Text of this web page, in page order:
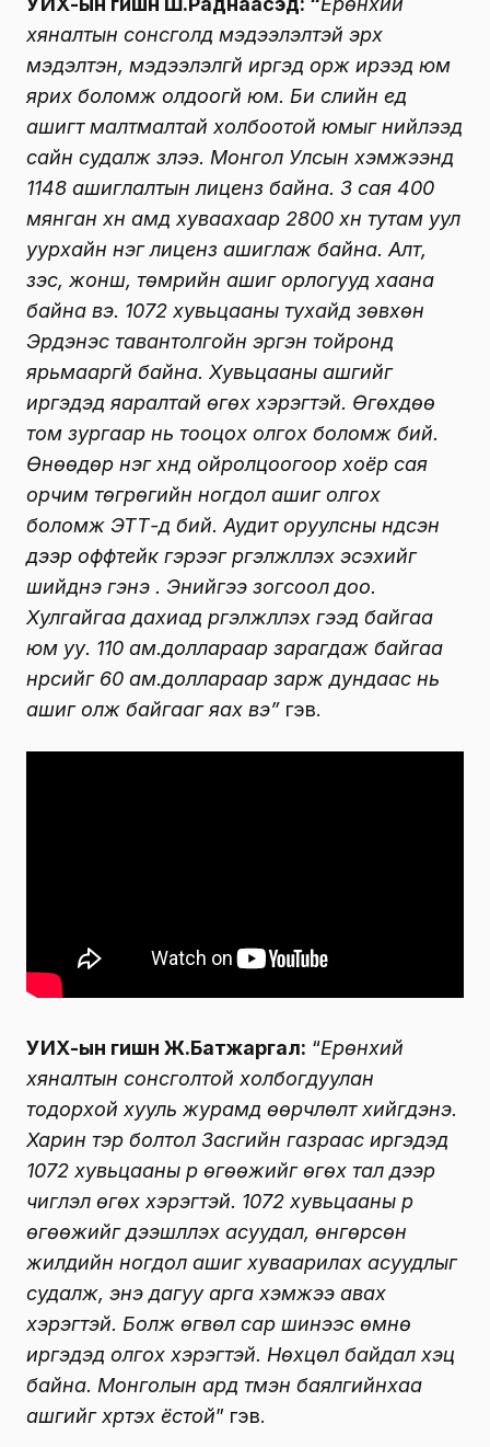
хяналтын сонсголд мэдээлэлтэй эрх
мэдэлтэн, мэдээлэлгүй иргэд орж ирээд юм
ярих боломж олдоогүй юм. Би сүүлийн үед
ашигт малтмалтай холбоотой юмыг нийлээд
сайн судалж үзлээ. Монгол Улсын хэмжээнд
1148 ашиглалтын лиценз байна. 3 сая 400
мянган хүн амд хуваахаар 2800 хүн тутам уул
уурхайн нэг лиценз ашиглаж байна. Алт,
зэс, жонш, төмрийн ашиг орлогууд хаана
байна вэ. 1072 хувьцааны тухайд зөвхөн
Эрдэнэс тавантолгойн эргэн тойронд
ярьмааргүй байна. Хувьцааны ашгийг
иргэдэд яаралтай өгөх хэрэгтэй. Өгөхдөө
том зургаар нь тооцох олгох боломж бий.
Өнөөдөр нэг хүнд ойролцоогоор хоёр сая
орчим төгрөгийн ногдол ашиг олгох
боломж ЭТТ-д бий. Аудит оруулсны үндсэн
дээр оффтейк гэрээг үргэлжлүүлэх эсэхийг
шийднэ гэнэ үү. Энийгээ зогсоол доо.
Хулгайгаа дахиад үргэлжлүүлэх гээд байгаа
юм уу. 110 ам.доллараар зарагдаж байгаа
нүүрсийг 60 ам.доллараар зарж дундаас нь
ашиг олж байгааг яах вэ” гэв.
УИХ-ын гишүүн Ж.Батжаргал: “Ерөнхий
хяналтын сонсголтой холбогдуулан
тодорхой хууль журамд өөрчлөлт хийгдэнэ.
Харин тэр болтол Засгийн газраас иргэдэд
1072 хувьцааны үр өгөөжийг өгөх тал дээр
чиглэл өгөх хэрэгтэй. 1072 хувьцааны үр
өгөөжийг дээшлүүлэх асуудал, өнгөрсөн
жилүүдийн ногдол ашиг хуваарилах асуудлыг
судалж, энэ дагуу арга хэмжээ авах
хэрэгтэй. Болж өгвөл сар шинээс өмнө
иргэдэд олгох хэрэгтэй. Нөхцөл байдал хэцүү
байна. Монголын ард түмэн баялгийнхаа
ашгийг хүртэх ёстой” гэв.